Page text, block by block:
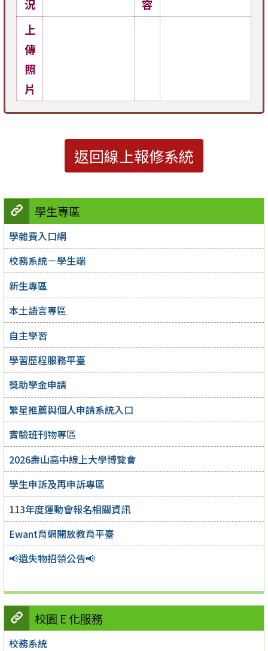
學生專區
學雜費入口網
校務系統－學生端
新生專區
本土語言專區
自主學習
學習歷程服務平臺
獎助學金申請
繁星推薦與個人申請系統入口
實驗班刊物專區
2026壽山高中線上大學博覽會
學生申訴及再申訴專區
113年度運動會報名相關資訊
Ewant育網開放教育平臺
📢遺失物招領公告📢
校園 E 化服務
校務系統
況
容
上
傳
照
片
返回線上報修系統